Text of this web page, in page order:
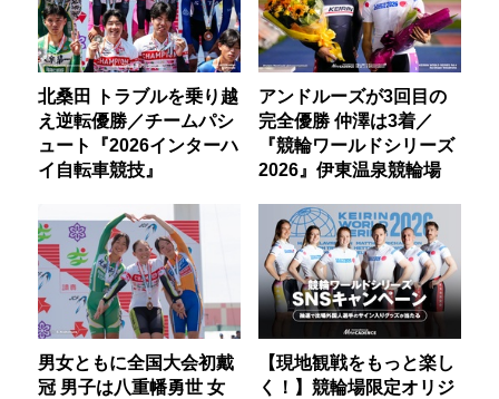
北桑田 トラブルを乗り越
え逆転優勝／チームパシ
ュート『2026インターハ
イ自転車競技』
アンドルーズが3回目の
完全優勝 仲澤は3着／
『競輪ワールドシリーズ
2026』伊東温泉競輪場
男女ともに全国大会初戴
冠 男子は八重幡勇世 女
【現地観戦をもっと楽し
く！】競輪場限定オリジ